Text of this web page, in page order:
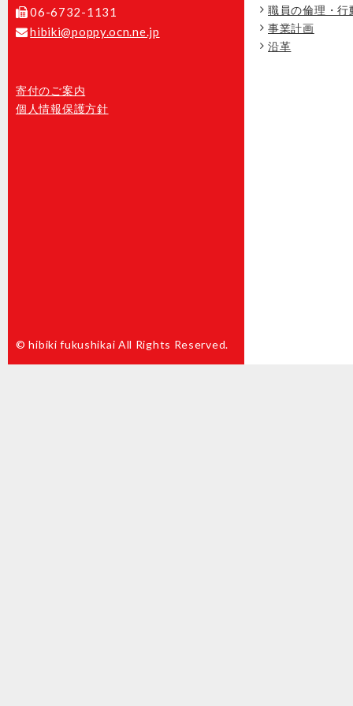
06-6732-1131
hibiki@poppy.ocn.ne.jp
寄付のご案内
個人情報保護方針
© hibiki fukushikai All Rights Reserved.
職員の倫理・行
事業計画
沿革